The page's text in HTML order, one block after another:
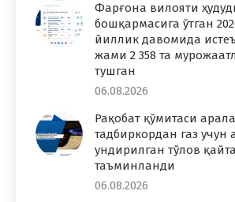
Фарғона вилояти
бошқармасига ўтган
йиллик давомида
жами 2 358 та
тушган
06.08.2026
Рақобат қўмитаси
тадбиркордан газ учун
ундирилган тўлов
таъминланди
06.08.2026